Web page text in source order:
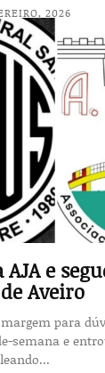
2026
AJA e
Aveiro
margem para
semana e